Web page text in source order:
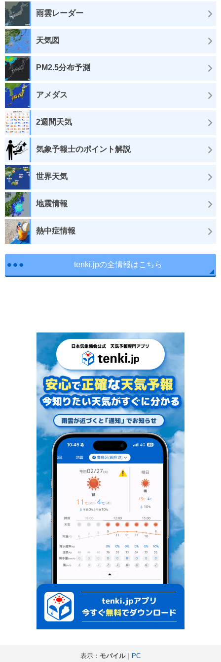
雨雲レーダー
天気図
PM2.5分布予測
アメダス
2週間天気
気象予報士のポイント解説
世界天気
地震情報
熱中症情報
tenki.jpの全情報はこちら
表示： モバイル｜ PC